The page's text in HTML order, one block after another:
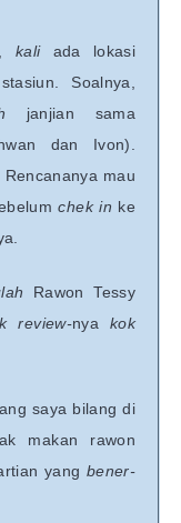
kali ada lokasi
Soalnya,
janjian sama
dan Ivon).
mau
chek in ke
Rawon Tessy
review-nya kok
saya bilang di
makan rawon
yang bener-